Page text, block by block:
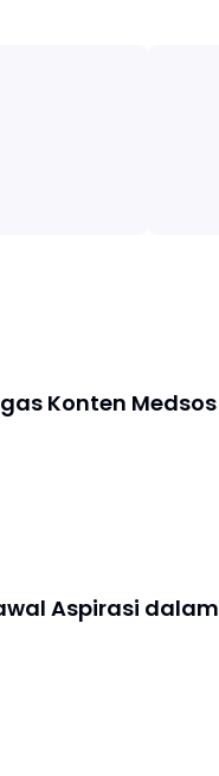
Konten Medsos
Aspirasi dalam